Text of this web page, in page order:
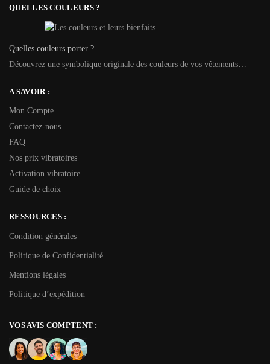
QUELLES COULEURS ?
Quelles couleurs porter ?
Découvrez une symbolique originale des couleurs de vos vêtements…
A SAVOIR :
Mon Compte
Contactez-nous
FAQ
Nos prix vibratoires
Activation vibratoire
Guide de choix
RESSOURCES :
Condition générales
Politique de Confidentialité
Mentions légales
Politique d’expédition
VOS AVIS COMPTENT :